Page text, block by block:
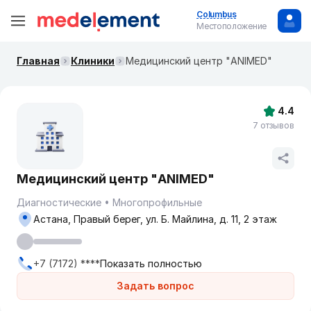
Columbus
Местоположение
Главная Клиники Медицинский центр "ANIMED"
Медицинский центр "ANIMED"
Диагностические Многопрофильные
Задать вопрос
Астана, Правый берег, ул. Б. Майлина, д. 11, 2 этаж
+7 (7172) ****Показать полностью
4.4
7 отзывов